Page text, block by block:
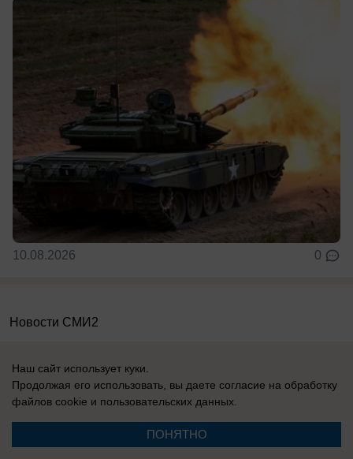
10.08.2026 0
Новости СМИ2
Реклама на сайте
Контакты
Информация
Вакансии
Наш сайт использует куки.
Продолжая его использовать, вы даете согласие на обработку
файлов cookie и пользовательских данных.
ПОНЯТНО